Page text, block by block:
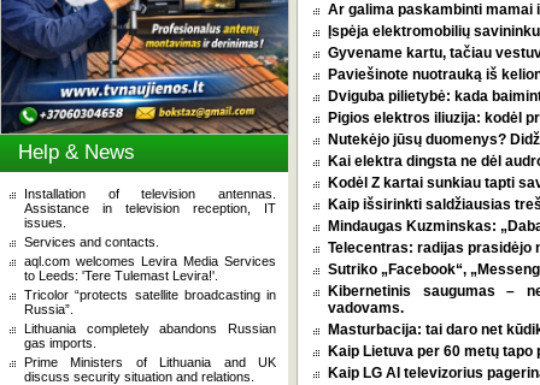
Help & News
Installation of television antennas.
Assistance in television reception, IT
issues.
Services and contacts.
aql.com welcomes Levira Media Services
to Leeds: 'Tere Tulemast Levira!'.
Tricolor “protects satellite broadcasting in
Russia”.
Lithuania completely abandons Russian
gas imports.
Prime Ministers of Lithuania and UK
discuss security situation and relations.
Ar galima paskambinti mamai
Įspėja elektromobilių
Gyvename kartu, tačiau
Paviešinote nuotrauką iš
Dviguba pilietybė: kada
Pigios elektros iliuzija: kodėl
Nutekėjo jūsų duomenys?
Kai elektra dingsta ne dėl
Kodėl Z kartai sunkiau tapti
Kaip išsirinkti saldžiausias
Mindaugas Kuzminskas:
Telecentras: radijas prasidėjo
Sutriko „Facebook“,
Kibernetinis saugumas –
vadovams.
Masturbacija: tai daro net
Kaip Lietuva per 60 metų
Kaip LG AI televizorius